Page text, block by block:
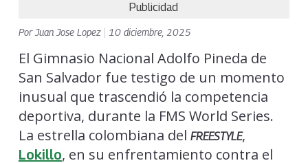
Publicidad
Por Juan Jose Lopez 10 diciembre, 2025
El Gimnasio Nacional Adolfo Pineda de
San Salvador fue testigo de un momento
inusual que trascendió la competencia
deportiva, durante la FMS World Series.
La estrella colombiana del FREESTYLE,
Lokillo, en su enfrentamiento contra el